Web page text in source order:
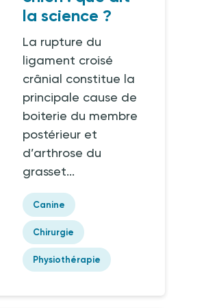
la science ?
La rupture du
ligament croisé
crânial constitue la
principale cause de
boiterie du membre
postérieur et
d’arthrose du
grasset...
Canine
Chirurgie
Physiothérapie